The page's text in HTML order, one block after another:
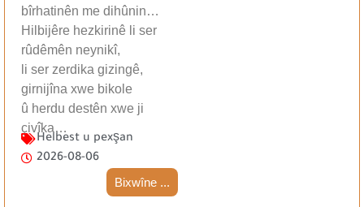
bîrhatinên me dihûnin…
Hilbijêre hezkirinê li ser
rûdêmên neynikî,
li ser zerdika gizingê,
girnijîna xwe bikole
û herdu destên xwe ji
çivîka…
Helbest u pexşan
2026-08-06
Bixwîne ...